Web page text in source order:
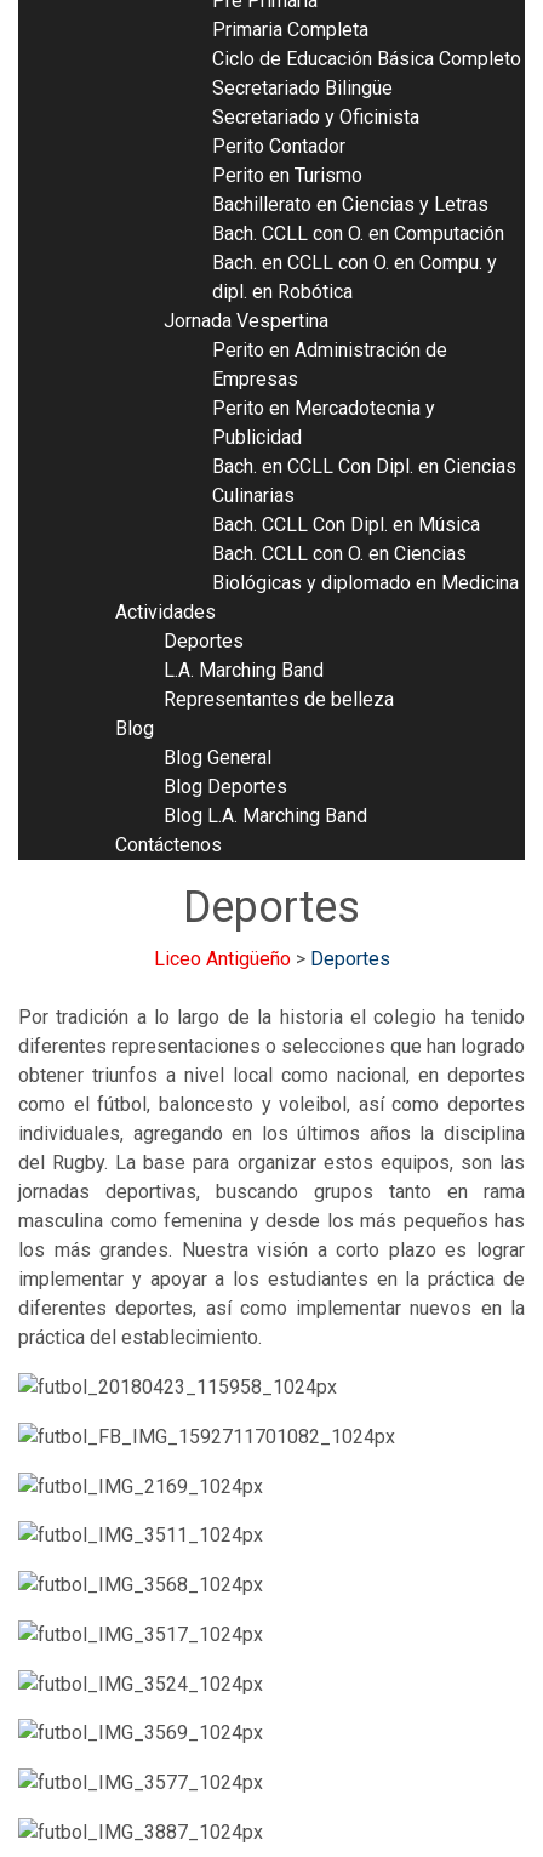
Primaria Completa
Ciclo de Educación Básica Completo
Secretariado Bilingüe
Secretariado y Oficinista
Perito Contador
Perito en Turismo
Bachillerato en Ciencias y Letras
Bach. CCLL con O. en Computación
Bach. en CCLL con O. en Compu. y
dipl. en Robótica
Jornada Vespertina
Perito en Administración de
Empresas
Perito en Mercadotecnia y
Publicidad
Bach. en CCLL Con Dipl. en Ciencias
Culinarias
Bach. CCLL Con Dipl. en Música
Bach. CCLL con O. en Ciencias
Biológicas y diplomado en Medicina
Actividades
Deportes
L.A. Marching Band
Representantes de belleza
Blog
Blog General
Blog Deportes
Blog L.A. Marching Band
Contáctenos
Deportes
Liceo Antigüeño> Deportes
Por tradición a lo largo de la historia el colegio ha tenido
diferentes representaciones o selecciones que han logrado
obtener triunfos a nivel local como nacional, en deportes
como el fútbol, baloncesto y voleibol, así como deportes
individuales, agregando en los últimos años la disciplina
del Rugby. La base para organizar estos equipos, son las
jornadas deportivas, buscando grupos tanto en rama
masculina como femenina y desde los más pequeños has
los más grandes. Nuestra visión a corto plazo es lograr
implementar y apoyar a los estudiantes en la práctica de
diferentes deportes, así como implementar nuevos en la
práctica del establecimiento.